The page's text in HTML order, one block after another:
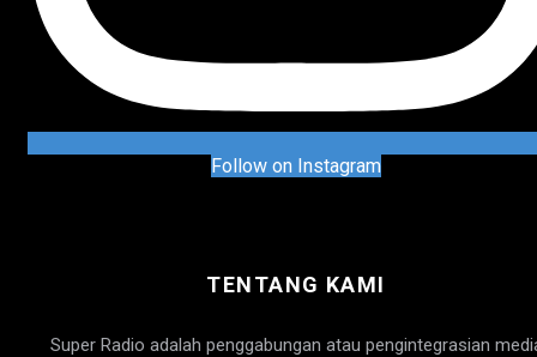
Follow on Instagram
TENTANG KAMI
Super Radio adalah penggabungan atau pengintegrasian